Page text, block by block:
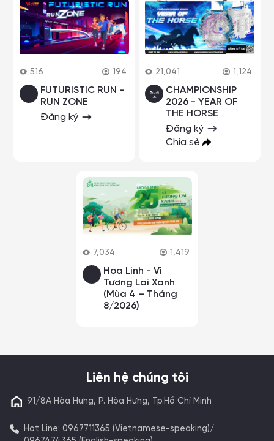
516 194
FUTURISTIC RUN -
RUN ZONE
Đăng ký
21,041 1,124
CHAMPIONSHIP
2026 - YEAR OF
THE HORSE
Đăng ký
Chia sẻ
7,034 1,419
Hoa Linh - Vì
Tương Lai Xanh
(Mùa 4 – Tháng
8/2026)
Liên hệ chúng tôi
91/8A Hòa Hưng, P. Hòa Hưng, Tp.Hồ Chí Minh
Hot Line: 0967711365 (Vietnamese-speaking)/